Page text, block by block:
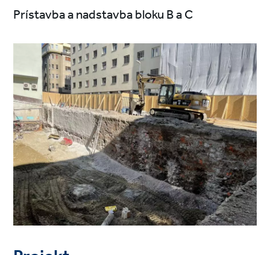
Prístavba a nadstavba bloku B a C